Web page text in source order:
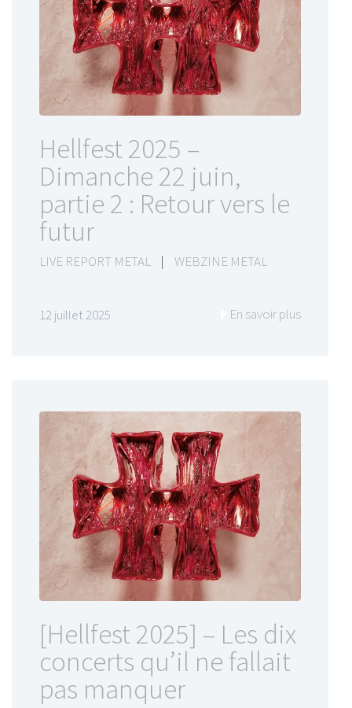
Hellfest 2025 –
Dimanche 22 juin,
partie 2 : Retour vers le
futur
LIVE REPORT METAL | WEBZINE METAL
12 juillet 2025 En savoir plus
[Hellfest 2025] – Les dix
concerts qu’il ne fallait
pas manquer